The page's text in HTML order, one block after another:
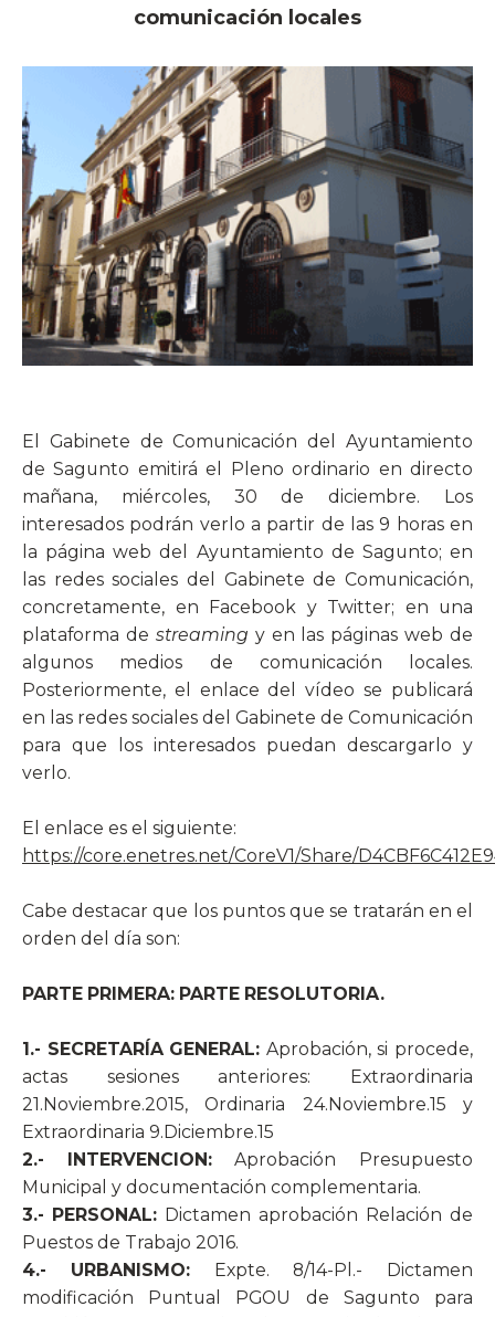
comunicación locales
El Gabinete de Comunicación del Ayuntamiento
de Sagunto emitirá el Pleno ordinario en directo
mañana, miércoles, 30 de diciembre. Los
interesados podrán verlo a partir de las 9 horas en
la página web del Ayuntamiento de Sagunto; en
las redes sociales del Gabinete de Comunicación,
concretamente, en Facebook y Twitter; en una
plataforma de streaming y en las páginas web de
algunos medios de comunicación locales.
Posteriormente, el enlace del vídeo se publicará
en las redes sociales del Gabinete de Comunicación
para que los interesados puedan descargarlo y
verlo.
El enlace es el siguiente:
https://core.enetres.net/CoreV1/Share/
Cabe destacar que los puntos que se tratarán en el
orden del día son:
PARTE PRIMERA: PARTE RESOLUTORIA.
1.- SECRETARÍA GENERAL: Aprobación, si procede,
actas sesiones anteriores: Extraordinaria
21.Noviembre.2015, Ordinaria 24.Noviembre.15 y
Extraordinaria 9.Diciembre.15
2.- INTERVENCION:Aprobación Presupuesto
Municipal y documentación complementaria.
3.- PERSONAL: Dictamen aprobación Relación de
Puestos de Trabajo 2016.
4.- URBANISMO:Expte. 8/14-Pl.- Dictamen
modificación Puntual PGOU de Sagunto para